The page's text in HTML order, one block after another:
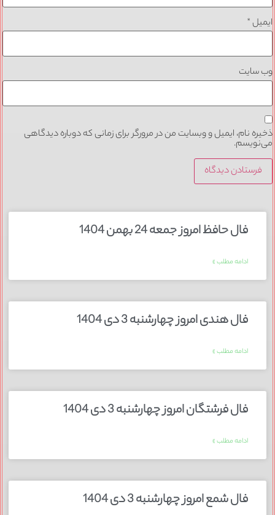
ایمیل*
وب‌ سایت
ذخیره نام، ایمیل و وبسایت من در مرورگر برای زمانی که دوباره دیدگاهی
می‌نویسم.
فال حافظ امروز جمعه 24 بهمن 1404
ادامه مطلب »
فال هندی امروز چهارشنبه 3 دی 1404
ادامه مطلب »
فال فرشتگان امروز چهارشنبه 3 دی 1404
ادامه مطلب »
فال شمع امروز چهارشنبه 3 دی 1404